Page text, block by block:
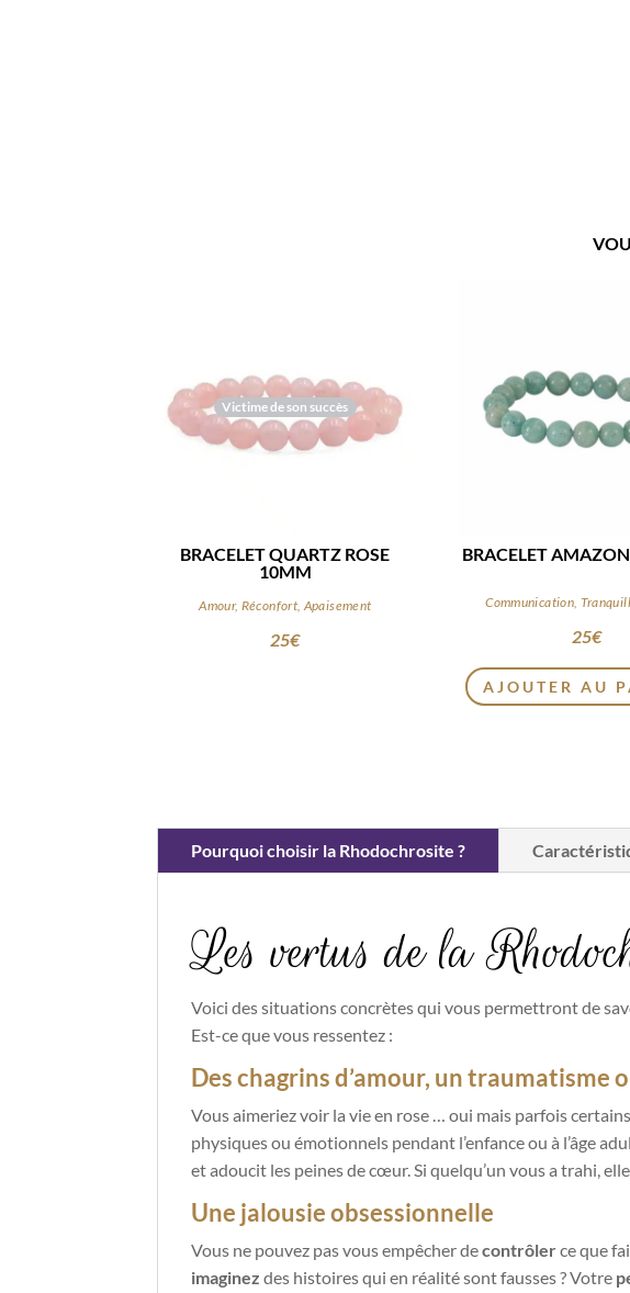
Victime de son succès
BRACELET QUARTZ ROSE
10MM
Amour, Réconfort, Apaisement
25€
BRACELET
Communication,
25€
AJOUTER AU
Pourquoi choisir la Rhodochrosite ?
Les vertus de la
Voici des situations concrètes qui vous permettront de
Est-ce que vous ressentez :
Des chagrins d’amour, un traumatisme
Vous aimeriez voir la vie en rose … oui mais parfois
physiques ou émotionnels pendant l’enfance ou à l’âge
et adoucit les peines de cœur. Si quelqu’un vous a trahi,
Une jalousie obsessionnelle
Vous ne pouvez pas vous empêcher decontrôlerce que
imaginez des histoires qui en réalité sont fausses ? Votre